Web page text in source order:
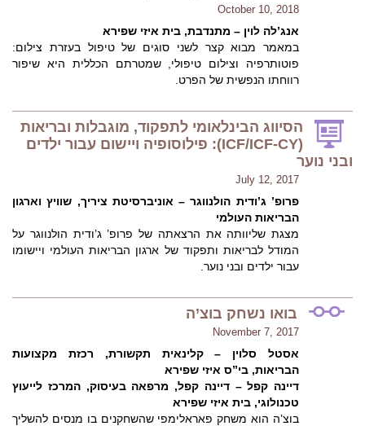
October 10, 2018
אנג’לה לוין – מתנדבת, בית איזי שפירא
במאמר מבוא קצר לשני סוגים של טיפול בעזרת צילום:
פוטותרפיה וצילום טיפולי, שמטרתם הכללית היא שיפור
רווחתו הנפשית של הפרט.
הסיווג הבינלאומי לתפקוד, מוגבלות ובריאות
(ICF/ICF-CY): פילוסופיה ויישום עבור ילדים
ובני נוער
July 12, 2017
פרופ’ ג’ודית הולנווגר – אוניברסיטת ציריך, שוויץ וארגון
הבריאות העולמי
מצגת שליוותה את הרצאתה של פרופ’ ג’ודית הולנווגר על
המודל לבריאות ותפקוד של ארגון הבריאות העולמי ויישומו
עבור ילדים ובני נוער.
בואו נשחק בוצ’ה
November 7, 2017
אסטל סלוין – קלינאית תקשורת, רכזת מקצועות
הבריאות, בי”ס איזי שפירא
דיינה קפל – דיינה קפל, מרפאה בעיסוק, המרכז לייעוץ
טכנולוגי, בית איזי שפירא
בוצ’ה הוא משחק פאראלימפי שהשחקנים בו מנסים להשליך